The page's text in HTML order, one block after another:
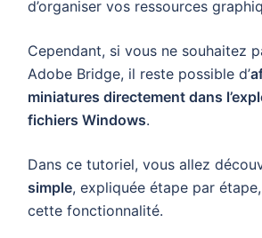
d’organiser vos ressources
Cependant, si vous ne souhaitez
Adobe Bridge, il reste possible d’
miniatures directement dans
fichiers Windows.
Dans ce tutoriel, vous allez
simple, expliquée étape par
cette fonctionnalité.